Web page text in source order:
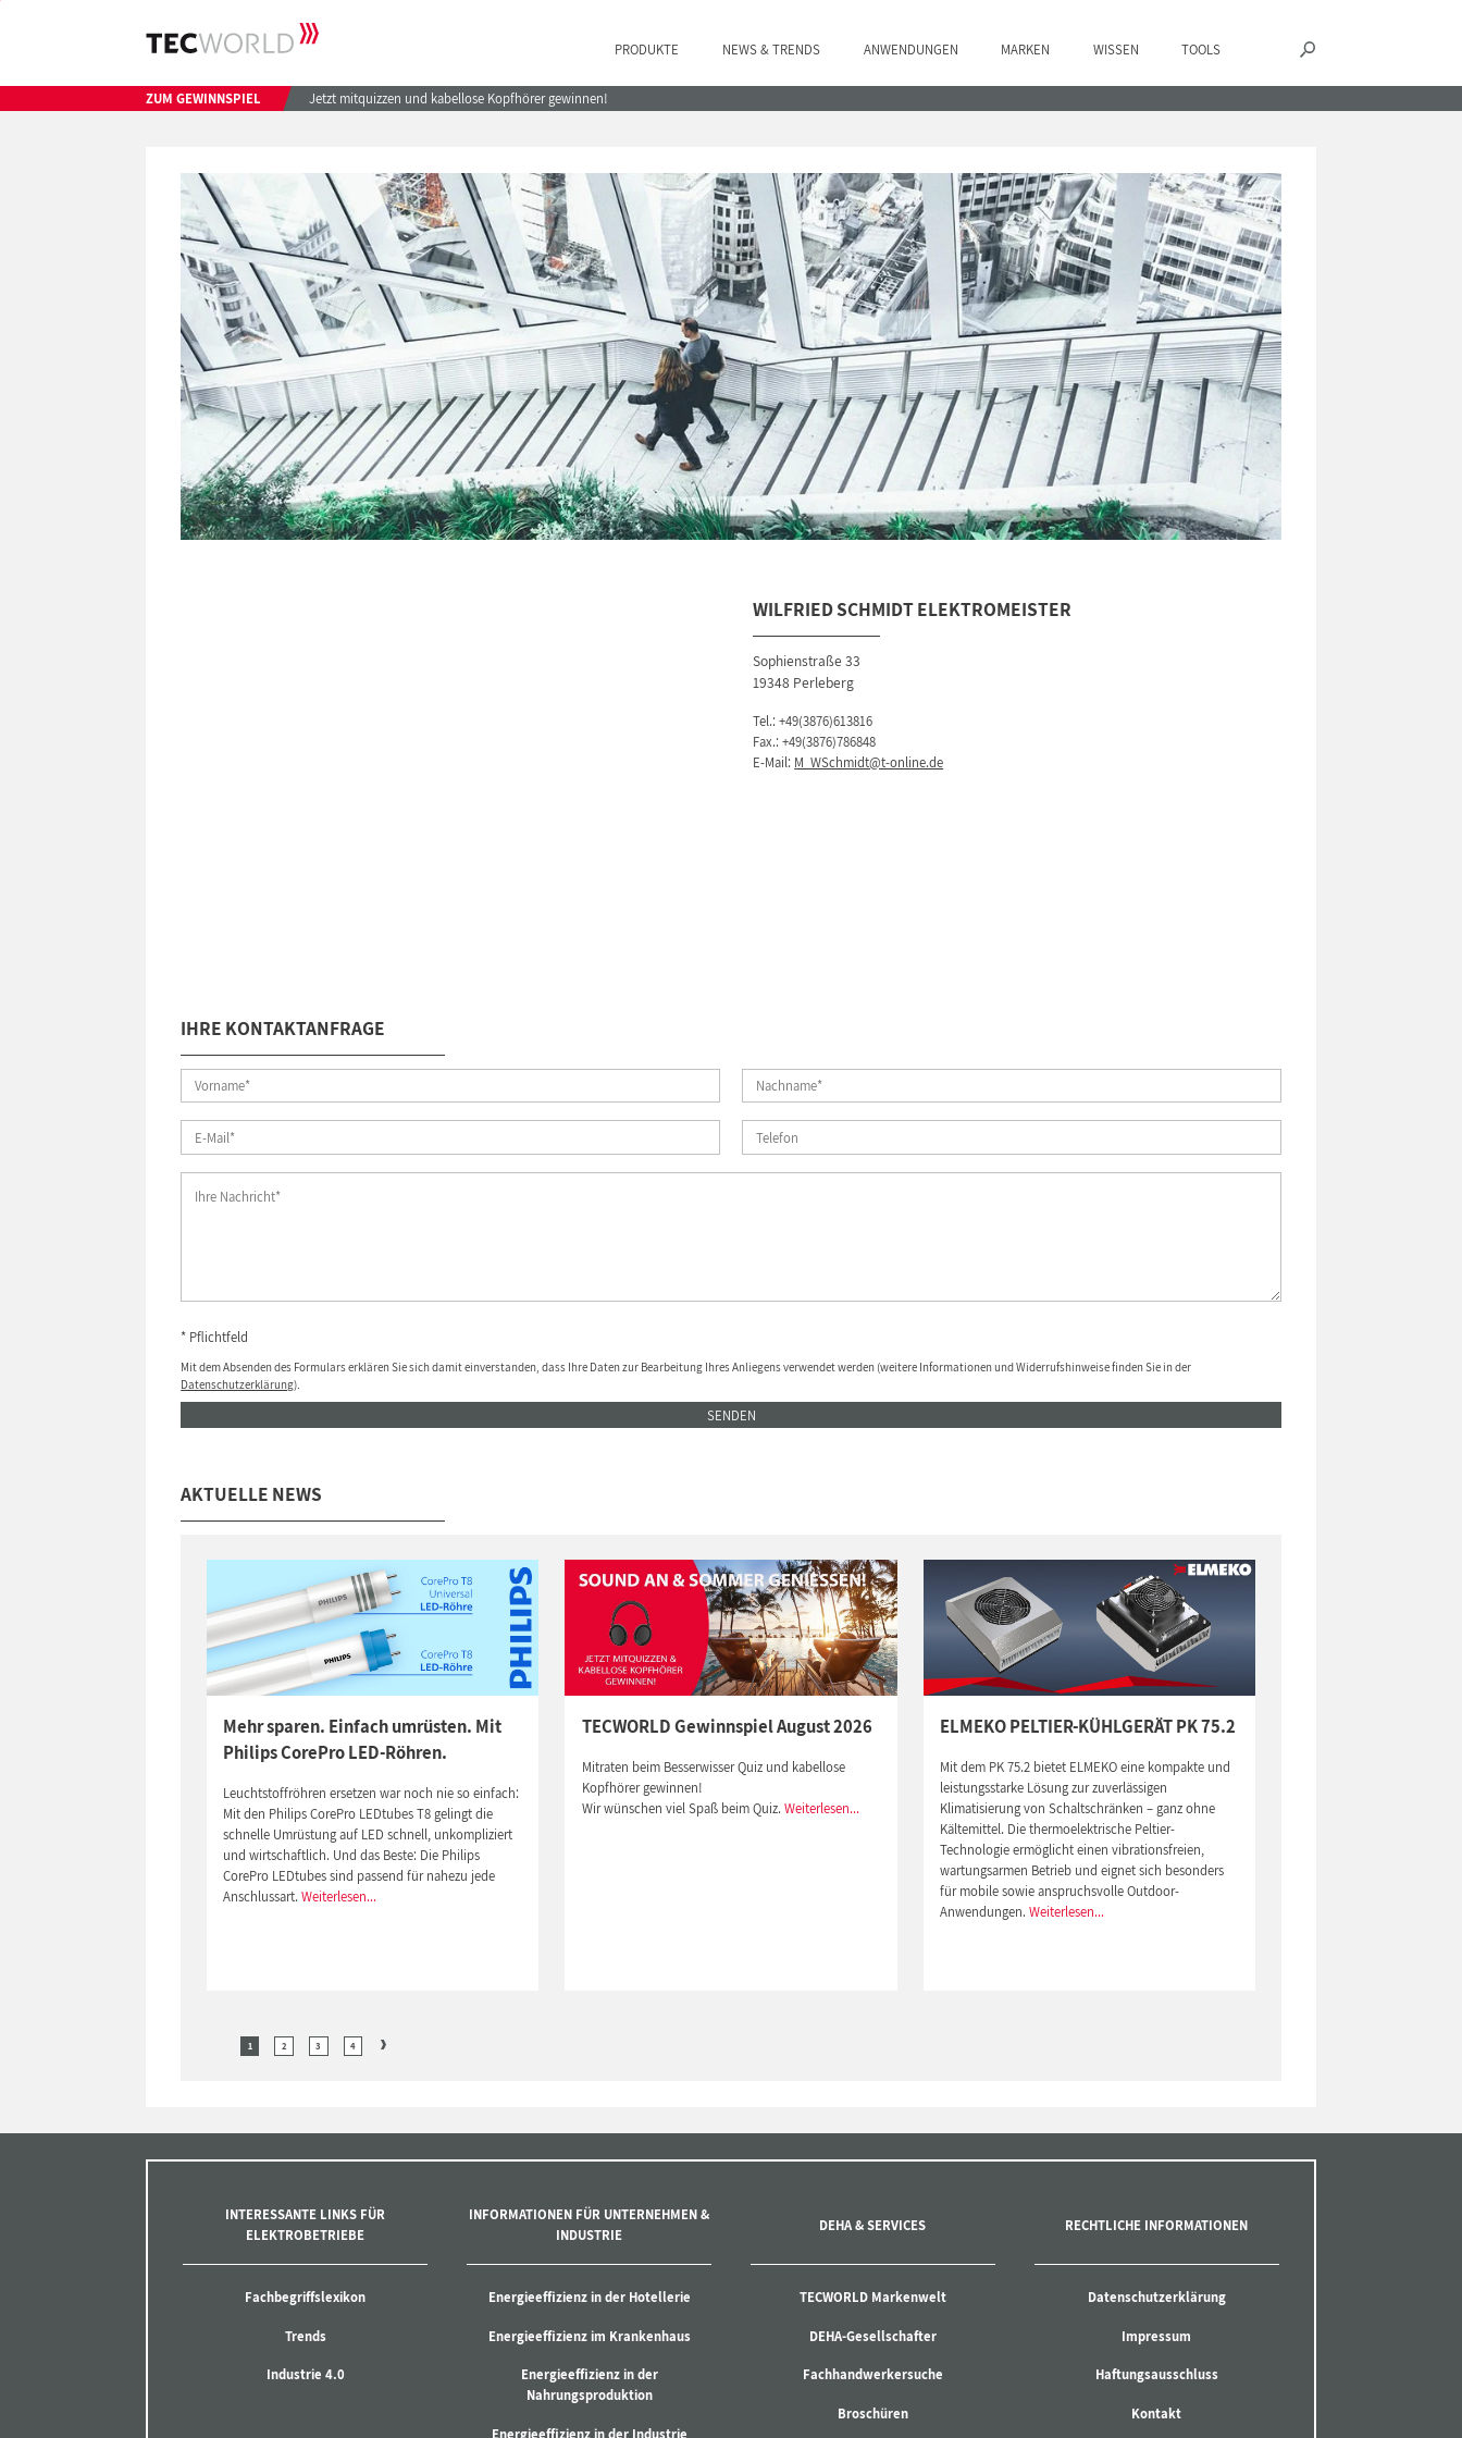
PRODUKTE NEWS & TRENDS ANWENDUNGEN MARKEN WISSEN TOOLS
ZUM GEWINNSPIEL Jetzt mitquizzen und kabellose Kopfhörer gewinnen!
WILFRIED SCHMIDT ELEKTROMEISTER
Sophienstraße 33
19348 Perleberg
Tel.:+49(3876)613816
Fax.: +49(3876)786848
E-Mail: M_WSchmidt@t-online.de
IHRE KONTAKTANFRAGE
* Pflichtfeld
Mit dem Absenden des Formulars erklären Sie sich damit einverstanden, dass Ihre Daten zur Bearbeitung Ihres Anliegens verwendet werden (weitere Informationen und Widerrufshinweise finden Sie in der
Datenschutzerklärung).
SENDEN
AKTUELLE NEWS
Mehr sparen. Einfach umrüsten. Mit
Philips CorePro LED-Röhren.
Leuchtstoffröhren ersetzen war noch nie so einfach:
Mit den Philips CorePro LEDtubes T8 gelingt die
schnelle Umrüstung auf LED schnell, unkompliziert
und wirtschaftlich. Und das Beste: Die Philips
CorePro LEDtubes sind passend für nahezu jede
Anschlussart.Weiterlesen...
TECWORLD Gewinnspiel August 2026
Mitraten beim Besserwisser Quiz und kabellose
Kopfhörer gewinnen!
Wir wünschen viel Spaß beim Quiz. Weiterlesen...
ELMEKO PELTIER-KÜHLGERÄT PK 75.2
Mit dem PK 75.2 bietet ELMEKO eine kompakte und
leistungsstarke Lösung zur zuverlässigen
Klimatisierung von Schaltschränken – ganz ohne
Kältemittel. Die thermoelektrische Peltier-
Technologie ermöglicht einen vibrationsfreien,
wartungsarmen Betrieb und eignet sich besonders
für mobile sowie anspruchsvolle Outdoor-
Anwendungen. Weiterlesen...
1 2 3 4
INTERESSANTE LINKS FÜR
ELEKTROBETRIEBE
Fachbegriffslexikon
Trends
Industrie 4.0
INFORMATIONEN FÜR UNTERNEHMEN &
INDUSTRIE
Energieeffizienz in der Hotellerie
Energieeffizienz im Krankenhaus
Energieeffizienz in der
Nahrungsproduktion
DEHA & SERVICES
TECWORLD Markenwelt
DEHA-Gesellschafter
Fachhandwerkersuche
Broschüren
RECHTLICHE INFORMATIONEN
Datenschutzerklärung
Impressum
Haftungsausschluss
Kontakt